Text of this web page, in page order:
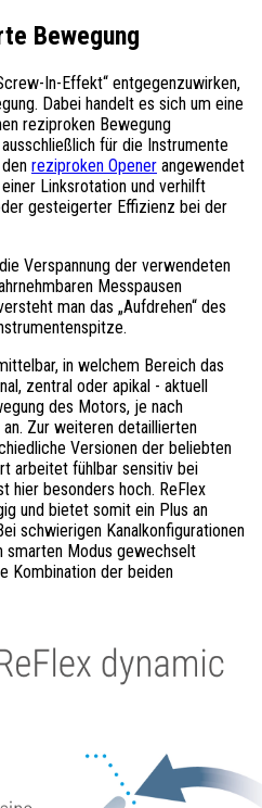
Bewegung
In-Effekt“ entgegenzuwirken,
Dabei handelt es sich um eine
reziproken Bewegung
für die Instrumente
reziproken Opener angewendet
Linksrotation und verhilft
gesteigerter Effizienz bei der
Verspannung der verwendeten
Messpausen
man das „Aufdrehen“ des
in welchem Bereich das
zentral oder apikal - aktuell
des Motors, je nach
Zur weiteren detaillierten
Versionen der beliebten
arbeitet fühlbar sensitiv bei
hier besonders hoch. ReFlex
und bietet somit ein Plus an
schwierigen Kanalkonfigurationen
smarten Modus gewechselt
Kombination der beiden